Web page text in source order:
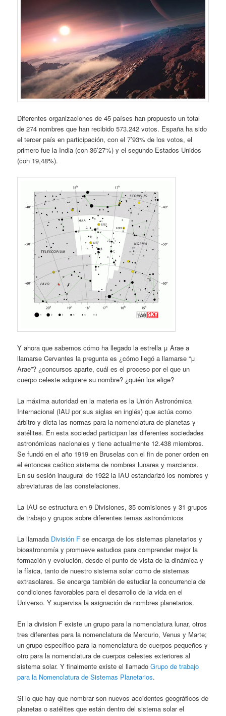
Diferentes organizaciones de 45 países han propuesto un total
de 274 nombres que han recibido 573.242 votos. España ha sido
el tercer país en participación, con el 7’93% de los votos, el
primero fue la India (con 36’27%) y el segundo Estados Unidos
(con 19,48%).
Y ahora que sabemos cómo ha llegado la estrella μ Arae a
llamarse Cervantes la pregunta es ¿cómo llegó a llamarse “μ
Arae”? ¿concursos aparte, cuál es el proceso por el que un
cuerpo celeste adquiere su nombre? ¿quién los elige?
La máxima autoridad en la materia es la Unión Astronómica
Internacional (IAU por sus siglas en inglés) que actúa como
árbitro y dicta las normas para la nomenclatura de planetas y
satélites. En esta sociedad participan las diferentes sociedades
astronómicas nacionales y tiene actualmente 12.438 miembros.
Se fundó en el año 1919 en Bruselas con el fin de poner orden en
el entonces caótico sistema de nombres lunares y marcianos.
En su sesión inaugural de 1922 la IAU estandarizó los nombres y
abreviaturas de las constelaciones.
La IAU se estructura en 9 Divisiones, 35 comisiones y 31 grupos
de trabajo y grupos sobre diferentes temas astronómicos
La llamada División F se encarga de los sistemas planetarios y
bioastronomía y promueve estudios para comprender mejor la
formación y evolución, desde el punto de vista de la dinámica y
la física, tanto de nuestro sistema solar como de sistemas
extrasolares. Se encarga también de estudiar la concurrencia de
condiciones favorables para el desarrollo de la vida en el
Universo. Y supervisa la asignación de nombres planetarios.
En la division F existe un grupo para la nomenclatura lunar, otros
tres diferentes para la nomenclatura de Mercurio, Venus y Marte;
un grupo específico para la nomenclatura de cuerpos pequeños y
otro para la nomenclatura de cuerpos celestes exteriores al
sistema solar. Y finalmente existe el llamadoGrupo de trabajo
para la Nomenclatura de Sistemas Planetarios.
Si lo que hay que nombrar son nuevos accidentes geográficos de
planetas o satélites que están dentro del sistema solar el